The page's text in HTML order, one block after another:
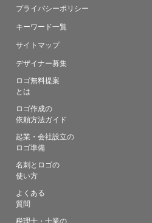
プライバシーポリシー
キーワード一覧
サイトマップ
デザイナー募集
ロゴ無料提案
とは
ロゴ作成の
依頼方法ガイド
起業・会社設立の
ロゴ準備
名刺とロゴの
使い方
よくある
質問
税理士・士業の